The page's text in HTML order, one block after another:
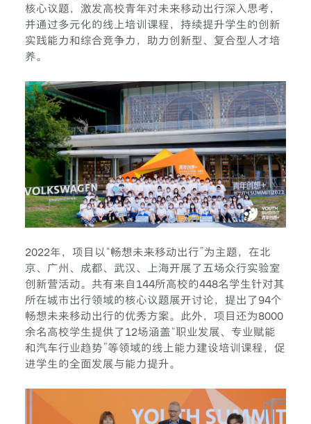
核心议题，激发高校青年对未来移动出行深入思考，
并通过多元化的线上培训课程，持续提升学生的创新
实践能力和综合竞争力，助力创新型、复合型人才培
养。
2022年，项目以“畅想未来移动出行”为主题，在北
京、广州、成都、武汉、上海开展了五场众行实验室
创新营活动。共有来自144所高校的448名学生针对其
所在城市出行领域的核心议题展开讨论，提出了94个
畅想未来移动出行的优秀方案。此外，项目还为8000
余名高校学生提供了12场涵盖“职业发展、专业赋能
和汽车行业趋势”等领域的线上能力建设培训课程，促
进学生的全面发展与能力提升。